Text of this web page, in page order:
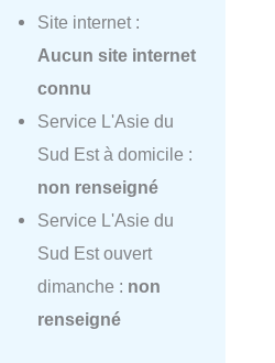
Site internet :
Aucun site internet
connu
Service L'Asie du
Sud Est à domicile :
non renseigné
Service L'Asie du
Sud Est ouvert
dimanche : non
renseigné